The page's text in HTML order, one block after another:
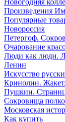
Новогодняя
Произведения
Популярные
Новороссия
Петергоф.
Очарование
Люди как люди.
Ленин
Искусство
Кринолин.
Пушкин.
Сокровища
Московская
Как купить